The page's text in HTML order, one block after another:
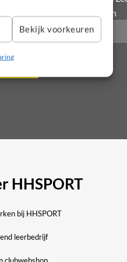
Bekijk voorkeuren
producten en aanbiedingen
this field empty.
this field empty.
HHSPORT
bij HHSPORT
leerbedrijf